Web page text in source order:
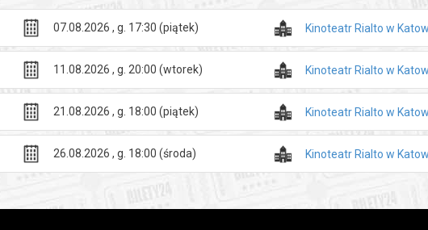
Narodowego.
*******
Bezpieczne zakupy w Bilety24. W przypadku odwołania wydarzenia,
wysyłanym na adres e-mail, podany podczas zakupu.
07.08.2026 , g. 17:30 (piątek) Kinoteatr Rialto w
11.08.2026 , g. 20:00 (wtorek) Kinoteatr Rialto w
21.08.2026 , g. 18:00 (piątek) Kinoteatr Rialto w
26.08.2026 , g. 18:00 (środa) Kinoteatr Rialto w